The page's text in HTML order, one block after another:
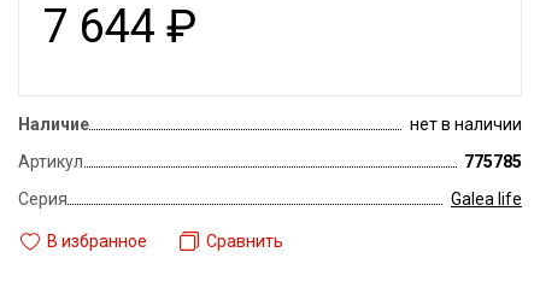
7 644 ₽
Наличие
нет в наличии
Артикул
775785
Серия
Galea life
В избранное Сравнить